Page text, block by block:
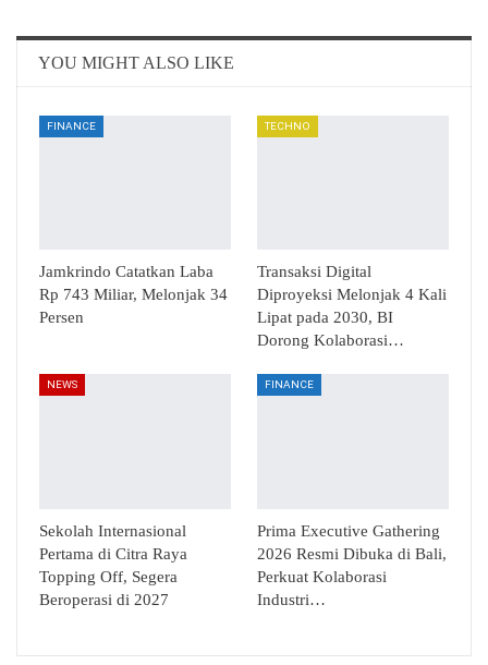
Email
YOU MIGHT ALSO LIKE
FINANCE
Jamkrindo Catatkan Laba
Rp 743 Miliar, Melonjak 34
Persen
TECHNO
Transaksi Digital
Diproyeksi Melonjak 4 Kali
Lipat pada 2030, BI
Dorong Kolaborasi…
NEWS
Sekolah Internasional
Pertama di Citra Raya
Topping Off, Segera
Beroperasi di 2027
FINANCE
Prima Executive Gathering
2026 Resmi Dibuka di Bali,
Perkuat Kolaborasi
Industri…